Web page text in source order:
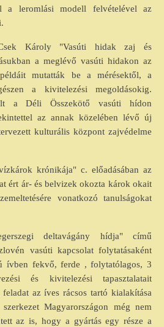
a leromlási modell felvételével az
Károly "Vasúti hidak zaj és
a meglévő vasúti hidakon az
mutatták be a mérésektől, a
a kivitelezési megoldásokig.
a Déli Összekötő vasúti hídon
az annak közelében lévő új
kulturális központ zajvédelme
krónikája" c. előadásában az
ért ár- és belvizek okozta károk okait
vonatkozó tanulságokat
deltavágány hídja" című
vasúti kapcsolat folytatásaként
ívben fekvő, ferde , folytatólagos, 3
és kivitelezési tapasztalatait
az íves rácsos tartó kialakítása
Magyarországon még nem
az is, hogy a gyártás egy része a